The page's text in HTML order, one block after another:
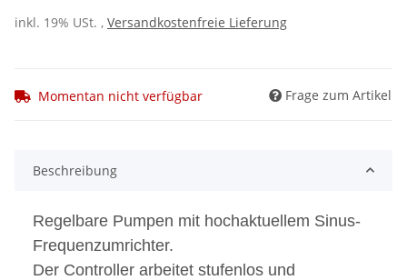
inkl. 19% USt. , Versandkostenfreie Lieferung
Momentan nicht verfügbar Frage zum Artikel
Beschreibung
Regelbare Pumpen mit hochaktuellem Sinus-
Frequenzumrichter.
Der Controller arbeitet stufenlos und